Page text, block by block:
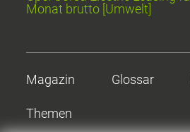
Monat brutto [Umwelt]
Magazin Glossar
Themen